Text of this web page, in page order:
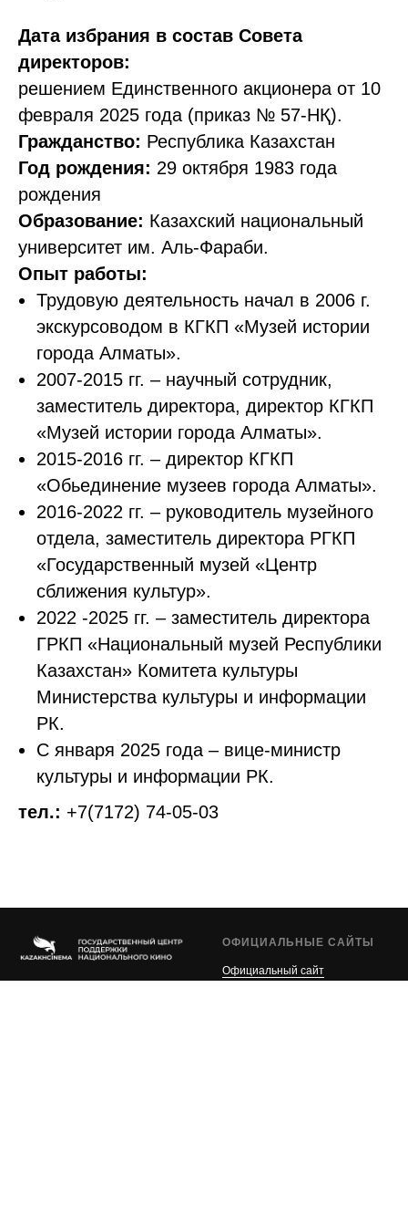
Дата избрания в состав Совета
директоров:
решением Единственного акционера от 10
февраля 2025 года (приказ № 57-НҚ).
Гражданство: Республика Казахстан
Год рождения: 29 октября 1983 года
рождения
Образование: Казахский национальный
университет им. Аль-Фараби.
Опыт работы:
Трудовую деятельность начал в 2006 г.
экскурсоводом в КГКП «Музей истории
города Алматы».
2007-2015 гг. – научный сотрудник,
заместитель директора, директор КГКП
«Музей истории города Алматы».
2015-2016 гг. – директор КГКП
«Обьединение музеев города Алматы».
2016-2022 гг. – руководитель музейного
отдела, заместитель директора РГКП
«Государственный музей «Центр
сближения культур».
2022 -2025 гг. – заместитель директора
ГРКП «Национальный музей Республики
Казахстан» Комитета культуры
Министерства культуры и информации
РК.
С января 2025 года – вице-министр
культуры и информации РК.
тел.: +7(7172) 74-05-03
ОФИЦИАЛЬНЫЕ САЙТЫ
Официальный сайт